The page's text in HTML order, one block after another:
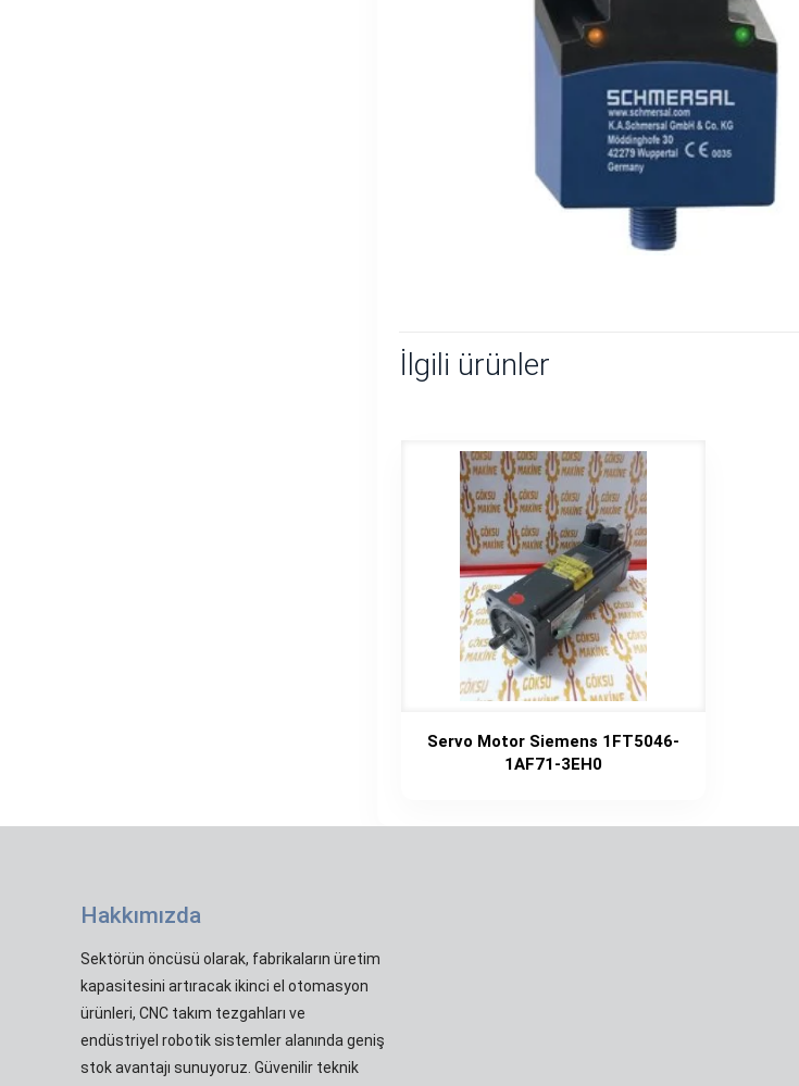
İlgili ürünler
Servo Motor Siemens 1FT5046-
1AF71-3EH0
Hakkımızda
Sektörün öncüsü olarak, fabrikaların üretim
kapasitesini artıracak ikinci el otomasyon
ürünleri, CNC takım tezgahları ve
endüstriyel robotik sistemler alanında geniş
stok avantajı sunuyoruz. Güvenilir teknik